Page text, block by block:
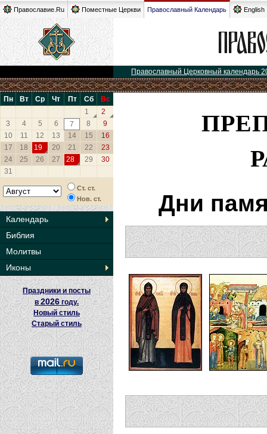
Православие.Ru Поместные Церкви Православный Календарь English
Православный Церковный календарь
Пн Вт Ср Чт Пт Сб
Вс
1
2
3
4 5 6 7 8
9
10
11 12 13 14 15
16
17
18 19 20 21 22
23
24
25 26 27 28 29
30
31
Ст. ст.
Нов. ст.
Календарь
Библия
Молитвы
Иконы
Праздники и посты
в2026 году.
Новый стиль
Старый стиль
Дни